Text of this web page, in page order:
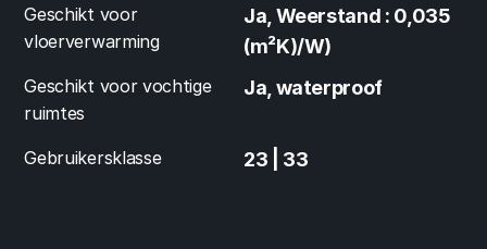
Geschikt voor
vloerverwarming
Ja, Weerstand : 0,035
(m²K)/W)
Geschikt voor vochtige
ruimtes
Ja, waterproof
Gebruikersklasse 23 | 33